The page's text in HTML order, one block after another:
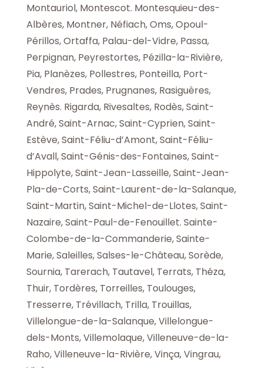
Montauriol, Montescot. Montesquieu-des-
Albères, Montner, Néfiach, Oms, Opoul-
Périllos, Ortaffa, Palau-del-Vidre, Passa,
Perpignan, Peyrestortes, Pézilla-la-Rivière,
Pia, Planèzes, Pollestres, Ponteilla, Port-
Vendres, Prades, Prugnanes, Rasiguères,
Reynès. Rigarda, Rivesaltes, Rodès, Saint-
André, Saint-Arnac, Saint-Cyprien, Saint-
Estève, Saint-Féliu-d’Amont, Saint-Féliu-
d’Avall, Saint-Génis-des-Fontaines, Saint-
Hippolyte, Saint-Jean-Lasseille, Saint-Jean-
Pla-de-Corts, Saint-Laurent-de-la-Salanque,
Saint-Martin, Saint-Michel-de-Llotes, Saint-
Nazaire, Saint-Paul-de-Fenouillet. Sainte-
Colombe-de-la-Commanderie, Sainte-
Marie, Saleilles, Salses-le-Château, Sorède,
Sournia, Tarerach, Tautavel, Terrats, Théza,
Thuir, Tordères, Torreilles, Toulouges,
Tresserre, Trévillach, Trilla, Trouillas,
Villelongue-de-la-Salanque, Villelongue-
dels-Monts, Villemolaque, Villeneuve-de-la-
Raho, Villeneuve-la-Rivière, Vinça, Vingrau,